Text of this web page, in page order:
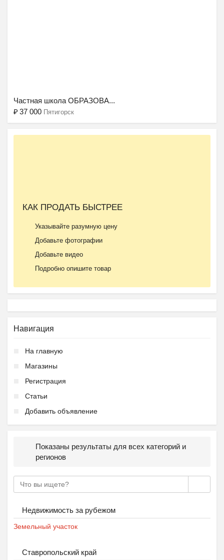
Частная школа ОБРАЗОВА...
₽ 37 000 Пятигорск
Ещё 2 фото
27 000Пятигорск
Летний городской лагер...
₽9 000Пятигорск
КАК ПРОДАТЬ БЫСТРЕЕ
Указывайте разумную цену
Добавьте фотографии
Добавьте видео
Подробно опишите товар
Навигация
На главную
Магазины
Регистрация
Статьи
Добавить объявление
Показаны результаты для всех категорий и
регионов
Недвижимость за рубежом
Земельный участок
Ставропольский край